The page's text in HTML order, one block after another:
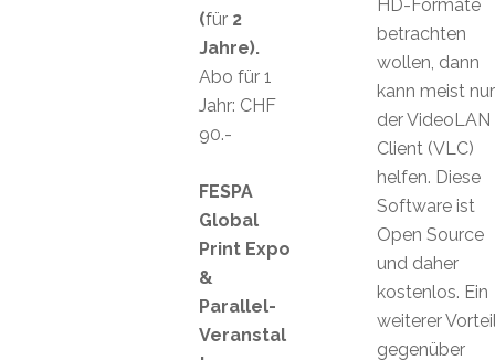
HD-Formate
betrachten
wollen, dann
kann meist nur
der VideoLAN
Client (VLC)
helfen. Diese
Software ist
Open Source
und daher
kostenlos. Ein
weiterer
gegenüber
(für 2
Jahre).
Abo für 1
Jahr: CHF
90.-
FESPA
Global
Print Expo
&
Parallel-
Veranstal